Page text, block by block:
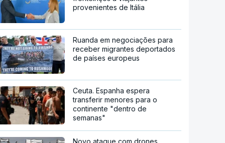
provenientes de Itália
Ruanda em negociações para
receber migrantes deportados
de países europeus
Ceuta. Espanha espera
transferir menores para o
continente "dentro de
semanas"